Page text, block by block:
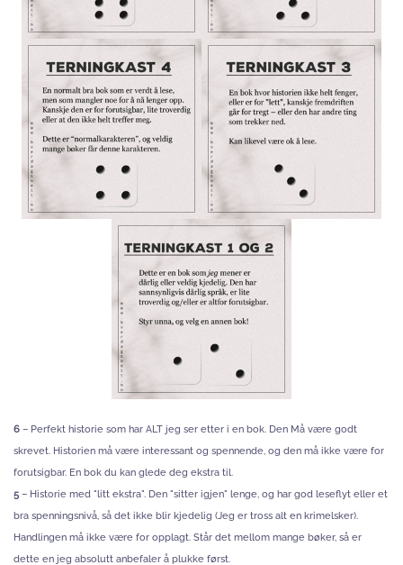
6 – Perfekt historie som har ALT jeg ser etter i en bok. Den Må være godt
skrevet. Historien må være interessant og spennende, og den må ikke være for
forutsigbar. En bok du kan glede deg ekstra til.
5 – Historie med "litt ekstra". Den "sitter igjen" lenge, og har god leseflyt eller et
bra spenningsnivå, så det ikke blir kjedelig (Jeg er tross alt en krimelsker).
Handlingen må ikke være for opplagt. Står det mellom mange bøker, så er
dette en jeg absolutt anbefaler å plukke først.